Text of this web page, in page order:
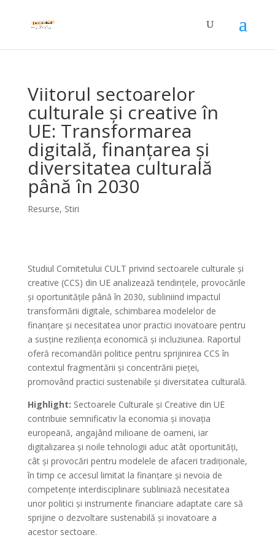
Viitorul sectoarelor
culturale și creative în
UE: Transformarea
digitală, finanțarea și
diversitatea culturală
până în 2030
Resurse, Stiri
Studiul Comitetului CULT privind sectoarele culturale și
creative (CCS) din UE analizează tendințele, provocările
și oportunitățile până în 2030, subliniind impactul
transformării digitale, schimbarea modelelor de
finanțare și necesitatea unor practici inovatoare pentru
a susține reziliența economică și incluziunea. Raportul
oferă recomandări politice pentru sprijinirea CCS în
contextul fragmentării și concentrării pieței,
promovând practici sustenabile și diversitatea culturală.
Highlight: Sectoarele Culturale și Creative din UE
contribuie semnificativ la economia și inovația
europeană, angajând milioane de oameni, iar
digitalizarea și noile tehnologii aduc atât oportunități,
cât și provocări pentru modelele de afaceri tradiționale,
în timp ce accesul limitat la finanțare și nevoia de
competențe interdisciplinare subliniază necesitatea
unor politici și instrumente financiare adaptate care să
sprijine o dezvoltare sustenabilă și inovatoare a
acestor sectoare.